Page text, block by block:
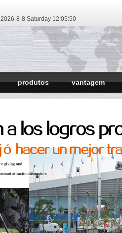
2026-8-8 Saturday 12:05:51
produtos vantagem